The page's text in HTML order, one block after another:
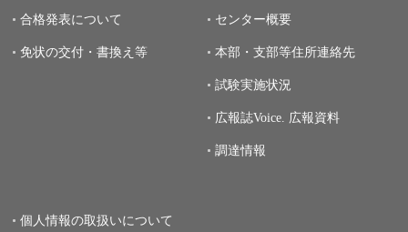
合格発表について
免状の交付・書換え等
センター概要
本部・支部等住所連絡先
試験実施状況
広報誌Voice. 広報資料
調達情報
個人情報の取扱いについて